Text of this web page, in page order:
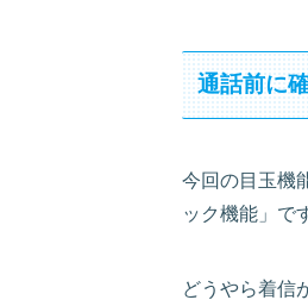
通話前に
今回の目玉機
ック機能」で
どうやら着信